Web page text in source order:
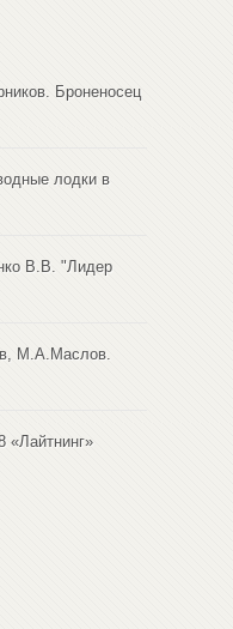
Броненосец
лодки в
В.В. "Лидер
М.А.Маслов.